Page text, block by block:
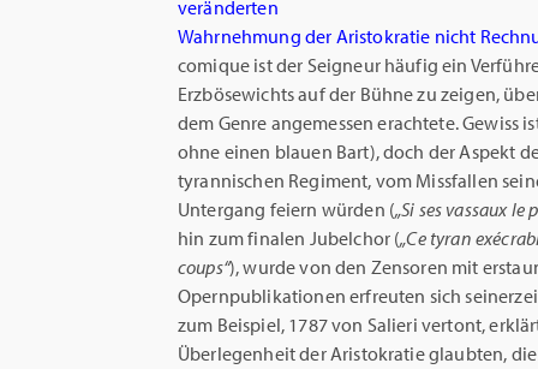
veränderten
Wahrnehmung der Aristokratie nicht
comique ist der Seigneur häufig ein
Erzbösewichts auf der Bühne zu zeigen,
dem Genre angemessen erachtete. Gewiss
ohne einen blauen Bart), doch der Aspekt
tyrannischen Regiment, vom Missfallen
Untergang feiern würden („Si ses vassaux
hin zum finalen Jubelchor („Ce tyran
coups“), wurde von den Zensoren mit
Opernpublikationen erfreuten sich
zum Beispiel, 1787 von Salieri vertont,
Überlegenheit der Aristokratie glaubten,